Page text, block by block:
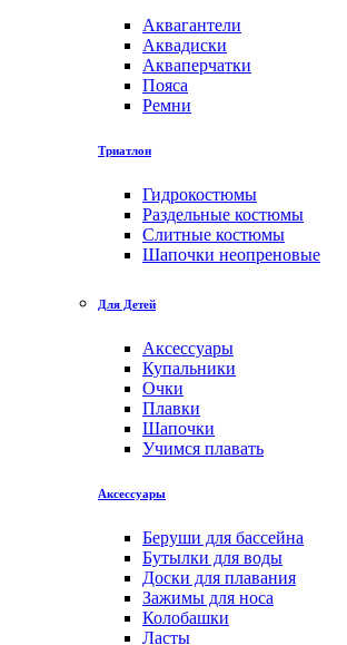
Аквагантели
Аквадиски
Акваперчатки
Пояса
Ремни
Триатлон
Гидрокостюмы
Раздельные костюмы
Слитные костюмы
Шапочки неопреновые
Для Детей
Аксессуары
Купальники
Очки
Плавки
Шапочки
Учимся плавать
Аксессуары
Беруши для бассейна
Бутылки для воды
Доски для плавания
Зажимы для носа
Колобашки
Ласты